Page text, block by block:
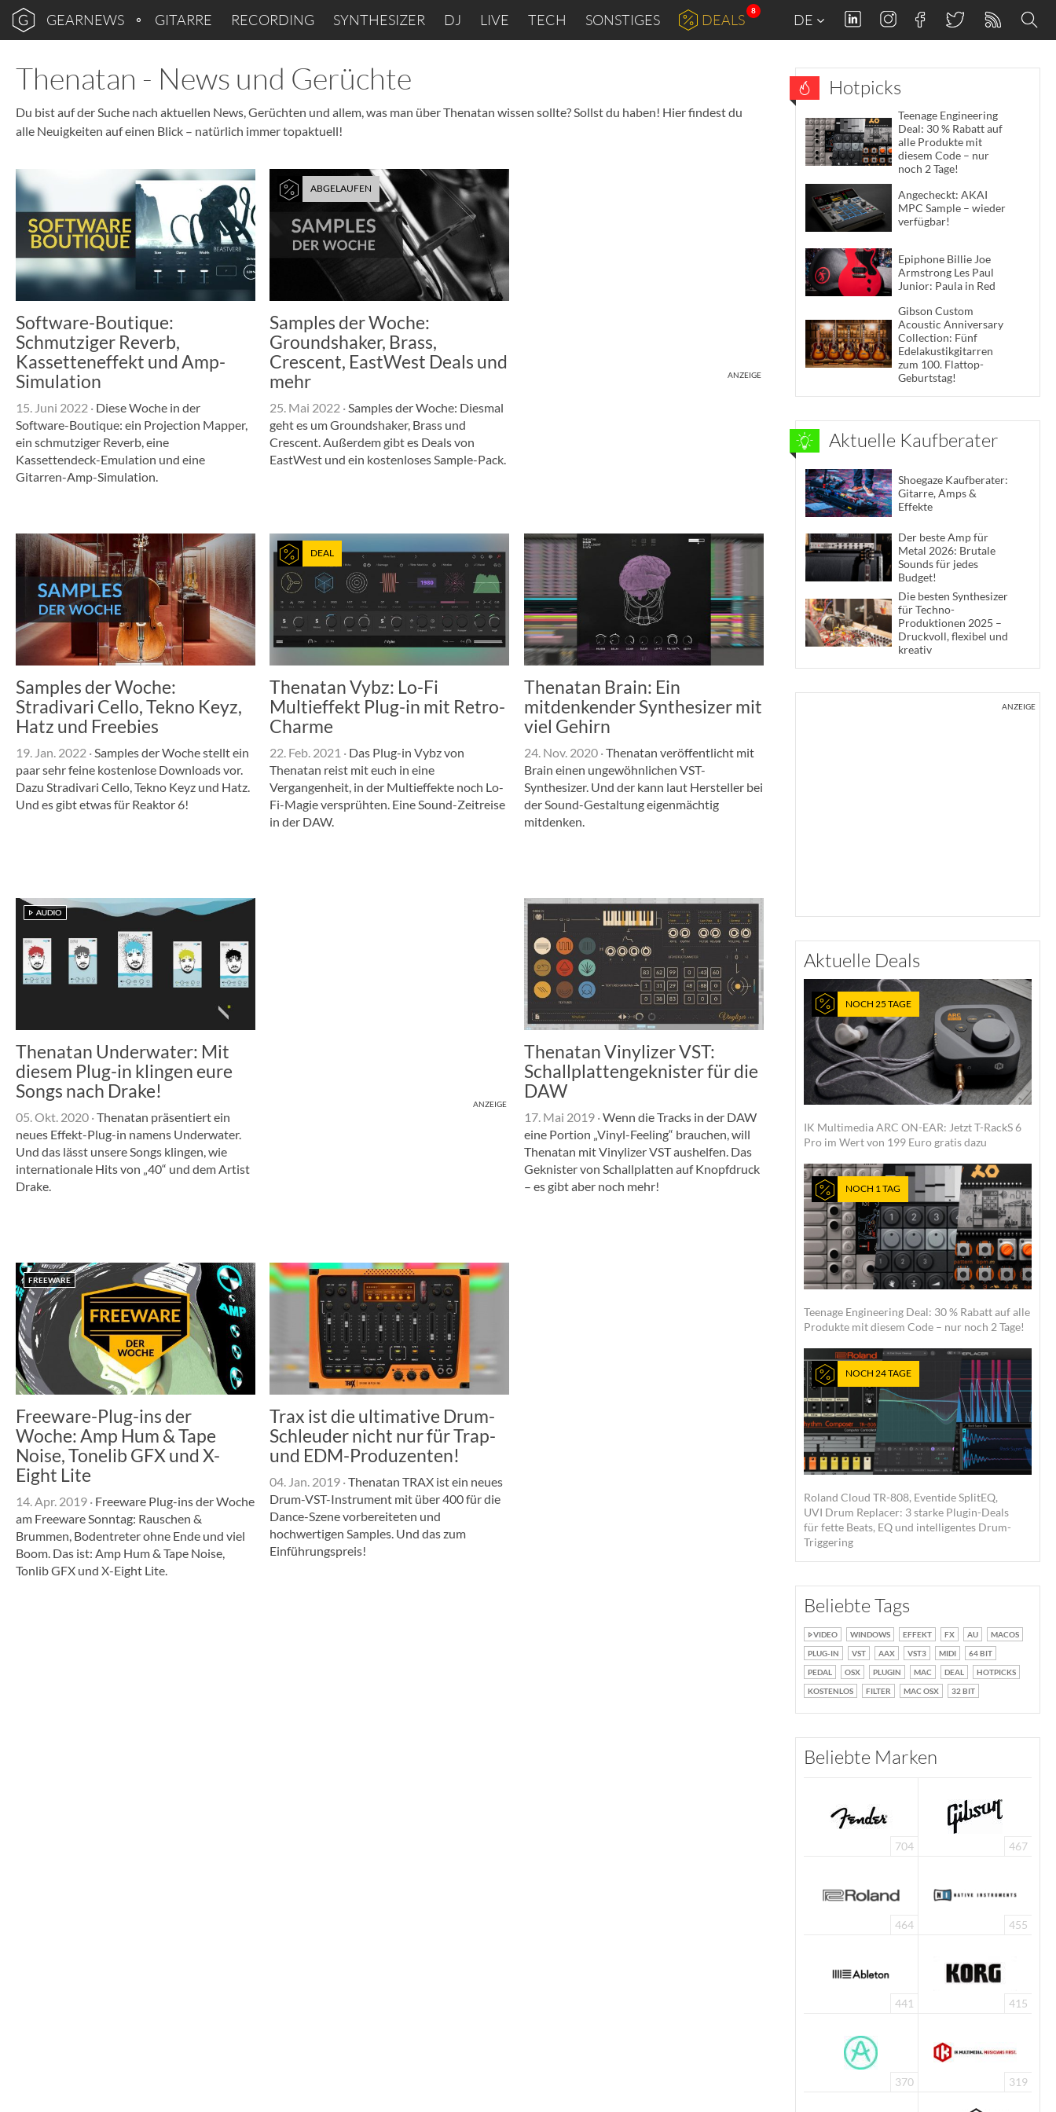
GEARNEWS GITARRE RECORDING SYNTHESIZER DJ LIVE TECH SONSTIGES DEALS
8
DE
Thenatan - News und Gerüchte
Du bist auf der Suche nach aktuellen News, Gerüchten und allem, was man über Thenatan wissen sollte? Sollst du haben! Hier findest du
alle Neuigkeiten auf einen Blick – natürlich immer topaktuell!
Software-Boutique:
Schmutziger Reverb,
Kassetteneffekt und Amp-
Simulation
15. Juni 2022 · Diese Woche in der
Software-Boutique: ein Projection Mapper,
ein schmutziger Reverb, eine
Kassettendeck-Emulation und eine
Gitarren-Amp-Simulation.
ABGELAUFEN
Samples der Woche:
Groundshaker, Brass,
Crescent, EastWest Deals und
mehr
25. Mai 2022 ·Samples der Woche: Diesmal
geht es um Groundshaker, Brass und
Crescent. Außerdem gibt es Deals von
EastWest und ein kostenloses Sample-Pack.
ANZEIGE
Samples der Woche:
Stradivari Cello, Tekno Keyz,
Hatz und Freebies
19. Jan. 2022 ·Samples der Woche stellt ein
paar sehr feine kostenlose Downloads vor.
Dazu Stradivari Cello, Tekno Keyz und Hatz.
Und es gibt etwas für Reaktor 6!
DEAL
Thenatan Vybz: Lo-Fi
Multieffekt Plug-in mit Retro-
Charme
22. Feb. 2021 ·Das Plug-in Vybz von
Thenatan reist mit euch in eine
Vergangenheit, in der Multieffekte noch Lo-
Fi-Magie versprühten. Eine Sound-Zeitreise
in der DAW.
Thenatan Brain: Ein
mitdenkender Synthesizer mit
viel Gehirn
24. Nov. 2020 ·Thenatan veröffentlicht mit
Brain einen ungewöhnlichen VST-
Synthesizer. Und der kann laut Hersteller bei
der Sound-Gestaltung eigenmächtig
mitdenken.
Thenatan Underwater: Mit
diesem Plug-in klingen eure
Songs nach Drake!
05. Okt. 2020 ·Thenatan präsentiert ein
neues Effekt-Plug-in namens Underwater.
Und das lässt unsere Songs klingen, wie
internationale Hits von „40“ und dem Artist
Drake.
ANZEIGE
Thenatan Vinylizer VST:
Schallplattengeknister für die
DAW
17. Mai 2019 ·Wenn die Tracks in der DAW
eine Portion „Vinyl-Feeling“ brauchen, will
Thenatan mit Vinylizer VST aushelfen. Das
Geknister von Schallplatten auf Knopfdruck
– es gibt aber noch mehr!
FREEWARE
Freeware-Plug-ins der
Woche: Amp Hum & Tape
Noise, Tonelib GFX und X-
Eight Lite
14. Apr. 2019 · Freeware Plug-ins der Woche
am Freeware Sonntag: Rauschen &
Brummen, Bodentreter ohne Ende und viel
Boom. Das ist: Amp Hum & Tape Noise,
Tonlib GFX und X-Eight Lite.
Trax ist die ultimative Drum-
Schleuder nicht nur für Trap-
und EDM-Produzenten!
04. Jan. 2019 ·Thenatan TRAX ist ein neues
Drum-VST-Instrument mit über 400 für die
Dance-Szene vorbereiteten und
hochwertigen Samples. Und das zum
Einführungspreis!
Hotpicks
Teenage Engineering
Deal: 30 % Rabatt auf
alle Produkte mit
diesem Code – nur
noch 2 Tage!
Angecheckt: AKAI
MPC Sample – wieder
verfügbar!
Epiphone Billie Joe
Armstrong Les Paul
Junior: Paula in Red
Gibson Custom
Acoustic Anniversary
Collection: Fünf
Edelakustikgitarren
zum 100. Flattop-
Geburtstag!
Aktuelle Kaufberater
Shoegaze Kaufberater:
Gitarre, Amps &
Effekte
Der beste Amp für
Metal 2026: Brutale
Sounds für jedes
Budget!
Die besten Synthesizer
für Techno-
Produktionen 2025 –
Druckvoll, flexibel und
kreativ
ANZEIGE
Aktuelle Deals
NOCH 25 TAGE
IK Multimedia ARC ON-EAR: Jetzt T-RackS 6
Pro im Wert von 199 Euro gratis dazu
NOCH 1 TAG
Teenage Engineering Deal: 30 % Rabatt auf alle
Produkte mit diesem Code – nur noch 2 Tage!
NOCH 24 TAGE
Roland Cloud TR-808, Eventide SplitEQ,
UVI Drum Replacer: 3 starke Plugin-Deals
für fette Beats, EQ und intelligentes Drum-
Triggering
Beliebte Tags
VIDEO WINDOWS EFFEKT FX AU
MACOS
PLUG-IN
VST AAX VST3 MIDI
64 BIT
PEDAL
OSX PLUGIN MAC DEAL
HOTPICKS
KOSTENLOS
FILTER MAC OSX 32 BIT
Beliebte Marken
704 467
464 455
441 415
370 319